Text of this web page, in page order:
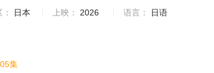
日本 上映： 2026 语言：
日语
集